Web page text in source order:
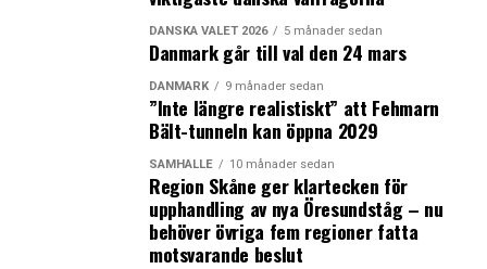
DANSKA VALET 2026 5 månader sedan
Danmark går till val den 24 mars
DANMARK 9 månader sedan
”Inte längre realistiskt” att Fehmarn
Bält-tunneln kan öppna 2029
SAMHÄLLE 10 månader sedan
Region Skåne ger klartecken för
upphandling av nya Öresundståg – nu
behöver övriga fem regioner fatta
motsvarande beslut